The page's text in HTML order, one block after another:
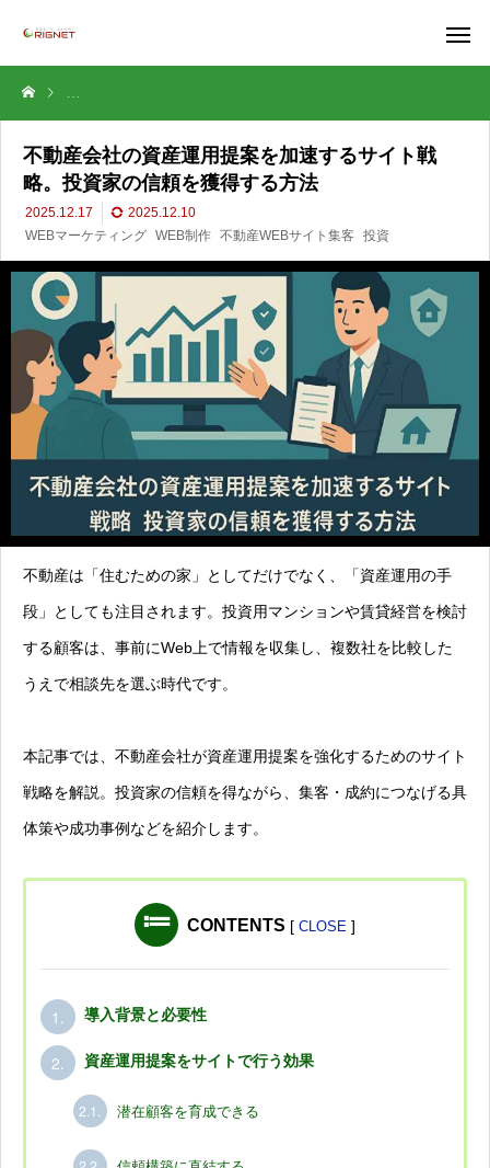
不動産会社の資産運用提案を加速するサイト戦略。投資家の信頼を獲得
不動産会社の資産運用提案を加速するサイト戦
略。投資家の信頼を獲得する方法
2025.12.17
2025.12.10
WEBマーケティング WEB制作 不動産WEBサイト集客 投資
不動産は「住むための家」としてだけでなく、「資産運用の手
段」としても注目されます。投資用マンションや賃貸経営を検討
する顧客は、事前にWeb上で情報を収集し、複数社を比較した
うえで相談先を選ぶ時代です。
本記事では、不動産会社が資産運用提案を強化するためのサイト
戦略を解説。投資家の信頼を得ながら、集客・成約につなげる具
体策や成功事例などを紹介します。
CONTENTS [ CLOSE ]
1. 導入背景と必要性
2. 資産運用提案をサイトで行う効果
2.1. 潜在顧客を育成できる